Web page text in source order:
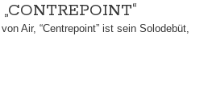
Air, “Centrepoint” ist sein Solodebüt,